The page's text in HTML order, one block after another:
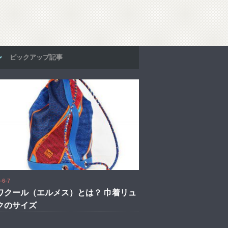
ピックアップ記事
6-7
クール（エルメス）とは？ 巾着リュ
のサイズ